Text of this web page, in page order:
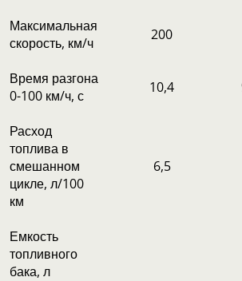
Максимальная
скорость, км/ч
200
Время разгона
0-100 км/ч, с
10,4
Расход
топлива в
смешанном
цикле, л/100
км
6,5
Емкость
топливного
бака, л